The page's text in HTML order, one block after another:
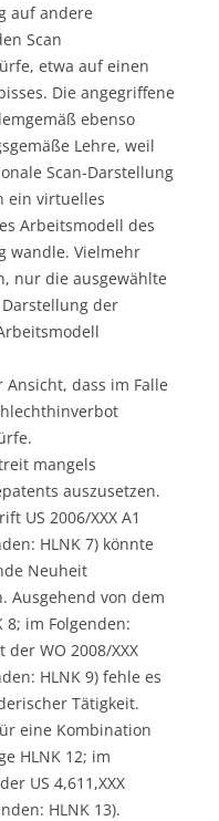
auf andere
Scan
etwa auf einen
Die angegriffene
ebenso
Lehre, weil
Scan-Darstellung
ein virtuelles
Arbeitsmodell des
wandle. Vielmehr
nur die ausgewählte
der
dass im Falle
mangels
auszusetzen.
US 2006/XXX A1
HLNK 7) könnte
Neuheit
Ausgehend von dem
8; im Folgenden:
WO 2008/XXX
HLNK 9) fehle es
Tätigkeit.
eine Kombination
HLNK 12; im
US 4,611,XXX
HLNK 13).